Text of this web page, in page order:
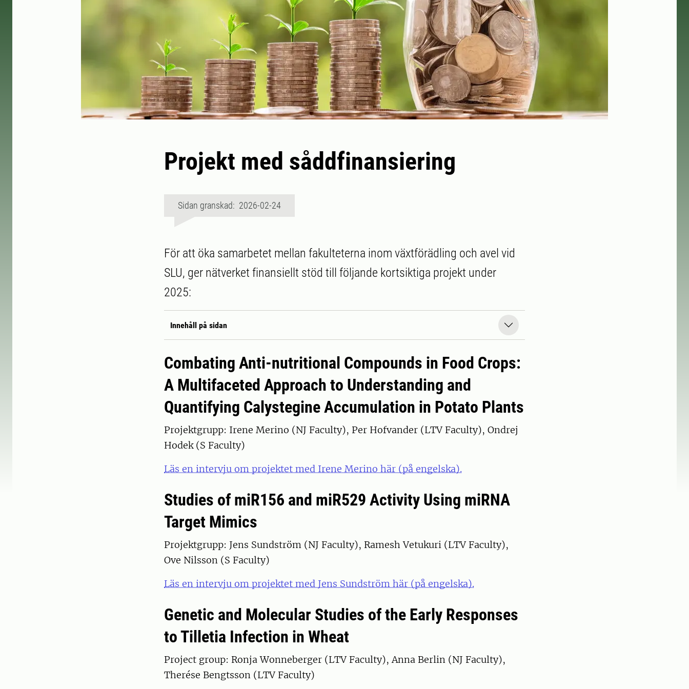
Projekt med såddfinansiering
Sidan granskad: 2026-02-24
För att öka samarbetet mellan fakulteterna inom växtförädling och avel vid
SLU, ger nätverket finansiellt stöd till följande kortsiktiga projekt under
2025:
Innehåll på sidan
Combating Anti-nutritional Compounds in Food Crops:
A Multifaceted Approach to Understanding and
Quantifying Calystegine Accumulation in Potato Plants
Projektgrupp: Irene Merino (NJ Faculty), Per Hofvander (LTV Faculty), Ondrej
Hodek (S Faculty)
Läs en intervju om projektet med Irene Merino här (på engelska).
Studies of miR156 and miR529 Activity Using miRNA
Target Mimics
Projektgrupp: Jens Sundström (NJ Faculty), Ramesh Vetukuri (LTV Faculty),
Ove Nilsson (S Faculty)
Läs en intervju om projektet med Jens Sundström här (på engelska).
Genetic and Molecular Studies of the Early Responses
to Tilletia Infection in Wheat
Project group: Ronja Wonneberger (LTV Faculty), Anna Berlin (NJ Faculty),
Therése Bengtsson (LTV Faculty)